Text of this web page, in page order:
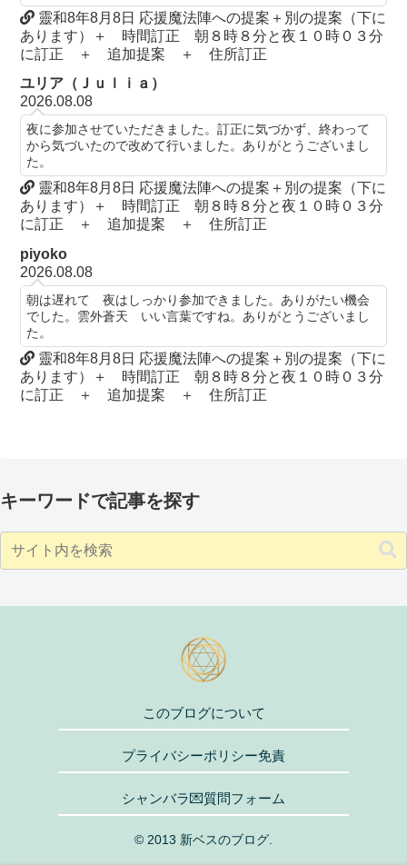
靈和8年8月8日 応援魔法陣への提案＋別の提案（下に
あります）＋ 時間訂正 朝８時８分と夜１０時０３分
に訂正 ＋ 追加提案 ＋ 住所訂正
ユリア（Ｊｕｌｉａ）
2026.08.08
夜に参加させていただきました。訂正に気づかず、終わって
から気づいたので改めて行いました。ありがとうございまし
た。
靈和8年8月8日 応援魔法陣への提案＋別の提案（下に
あります）＋ 時間訂正 朝８時８分と夜１０時０３分
に訂正 ＋ 追加提案 ＋ 住所訂正
piyoko
2026.08.08
朝は遅れて 夜はしっかり参加できました。ありがたい機会
でした。雲外蒼天 いい言葉ですね。ありがとうございまし
た。
靈和8年8月8日 応援魔法陣への提案＋別の提案（下に
あります）＋ 時間訂正 朝８時８分と夜１０時０３分
に訂正 ＋ 追加提案 ＋ 住所訂正
キーワードで記事を探す
このブログについて
プライバシーポリシー免責
シャンバラ💌質問フォーム
© 2013 新ベスのブログ.